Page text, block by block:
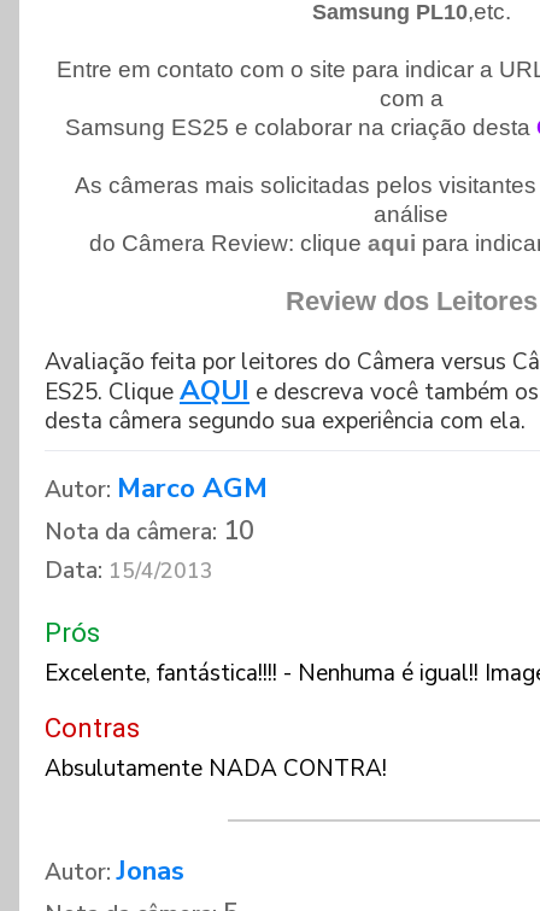
Samsung PL10,etc.
Entre em contato com o site para indicar a
com a
Samsung ES25 e colaborar na criação desta
As câmeras mais solicitadas pelos
análise
do Câmera Review: clique aqui para
Review dos Leitores